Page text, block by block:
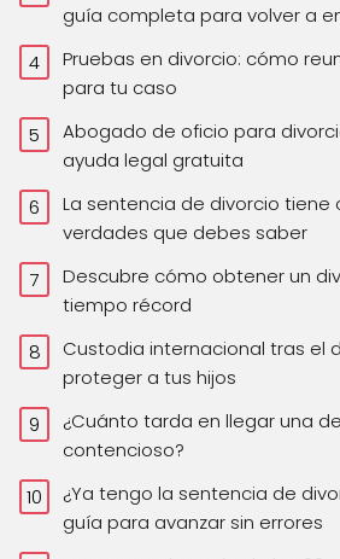
guía completa para volver a
Pruebas en divorcio: cómo
para tu caso
Abogado de oficio para
ayuda legal gratuita
La sentencia de divorcio tiene
verdades que debes saber
Descubre cómo obtener un
tiempo récord
Custodia internacional tras el
proteger a tus hijos
¿Cuánto tarda en llegar una
contencioso?
¿Ya tengo la sentencia de
guía para avanzar sin errores